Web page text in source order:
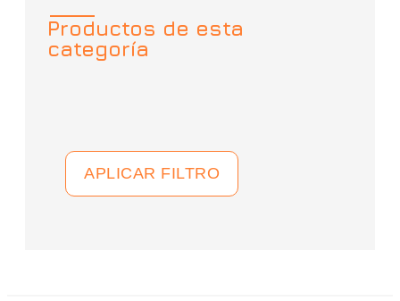
Productos de esta
categoría
APLICAR FILTRO